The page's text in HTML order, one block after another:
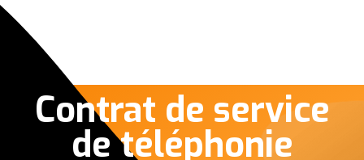
Contrat de service
de téléphonie